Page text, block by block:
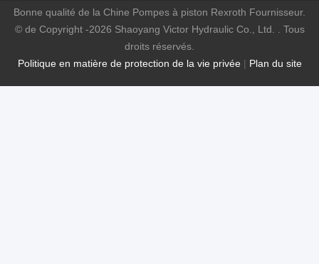
Politique en matière de protection de la vie privée| Plan du site
Bonne qualité de la Chine Pompes à piston Rexroth Fournisseur.
© de Copyright -2026 Shaoyang Victor Hydraulic Co., Ltd. . Tous
droits réservés.